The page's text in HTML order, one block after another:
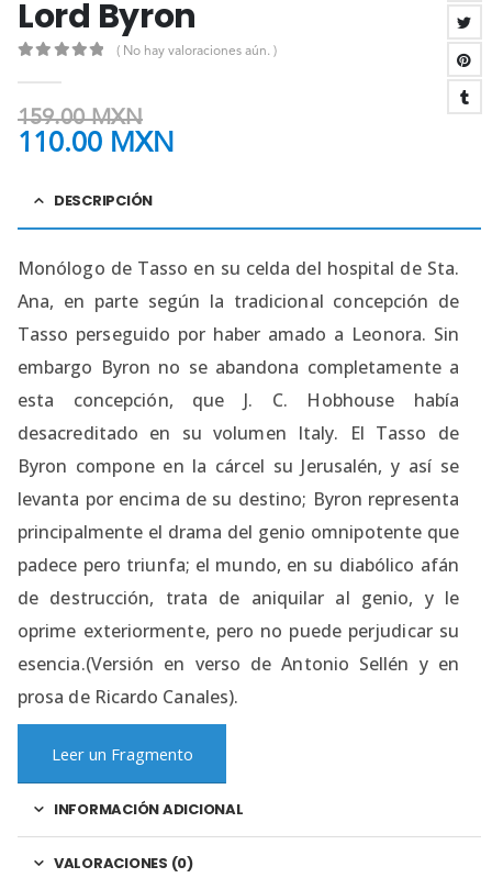
Lord Byron
( No hay valoraciones aún. )
159.00MXN
110.00 MXN
DESCRIPCIÓN
Monólogo de Tasso en su celda del hospital de Sta.
Ana, en parte según la tradicional concepción de
Tasso perseguido por haber amado a Leonora. Sin
embargo Byron no se abandona completamente a
esta concepción, que J. C. Hobhouse había
desacreditado en su volumen Italy. El Tasso de
Byron compone en la cárcel su Jerusalén, y así se
levanta por encima de su destino; Byron representa
principalmente el drama del genio omnipotente que
padece pero triunfa; el mundo, en su diabólico afán
de destrucción, trata de aniquilar al genio, y le
oprime exteriormente, pero no puede perjudicar su
esencia.(Versión en verso de Antonio Sellén y en
prosa de Ricardo Canales).
Leer un Fragmento
INFORMACIÓN ADICIONAL
VALORACIONES (0)